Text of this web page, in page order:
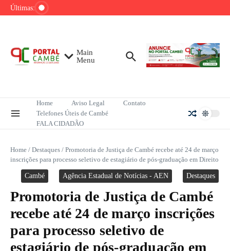
Ir para o conteúdo
Últimas:
Mega-Sena sorteia R$ 165 milhões neste
sobre redução do desmatamento na Amazônia
Main
Menu
Home Aviso Legal
Contato
Telefones Úteis de Cambé
FALA CIDADÃO
Home / Destaques / Promotoria de Justiça de Cambé recebe até 24 de março
inscrições para processo seletivo de estagiário de pós-graduação em Direito
Cambé Agência Estadual de Notícias - AEN Destaques
Promotoria de Justiça de Cambé
recebe até 24 de março inscrições
para processo seletivo de
estagiário de pós-graduação em